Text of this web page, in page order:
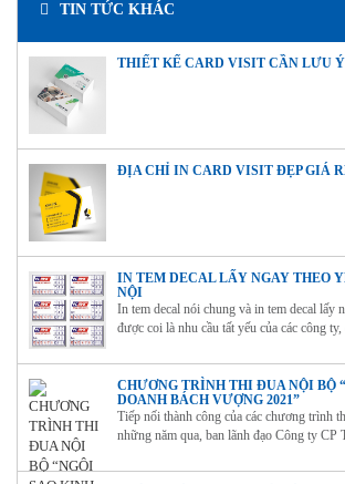
TIN TỨC KHÁC
THIẾT KẾ CARD VISIT CẦN LƯU
ĐỊA CHỈ IN CARD VISIT ĐẸP GIÁ
IN TEM DECAL LẤY NGAY THEO
NỘI
In tem decal nói chung và in tem decal lấy
được coi là nhu cầu tất yếu của các công
minh nguồn gốc, xuất xứ và giúp người
CHƯƠNG TRÌNH THI ĐUA NỘI BỘ
DOANH BÁCH VƯỢNG 2021”
Tiếp nối thành công của các chương trình
những năm qua, ban lãnh đạo Công ty CP
tên: “Ngôi sao Kinh doanh Bách Vượng